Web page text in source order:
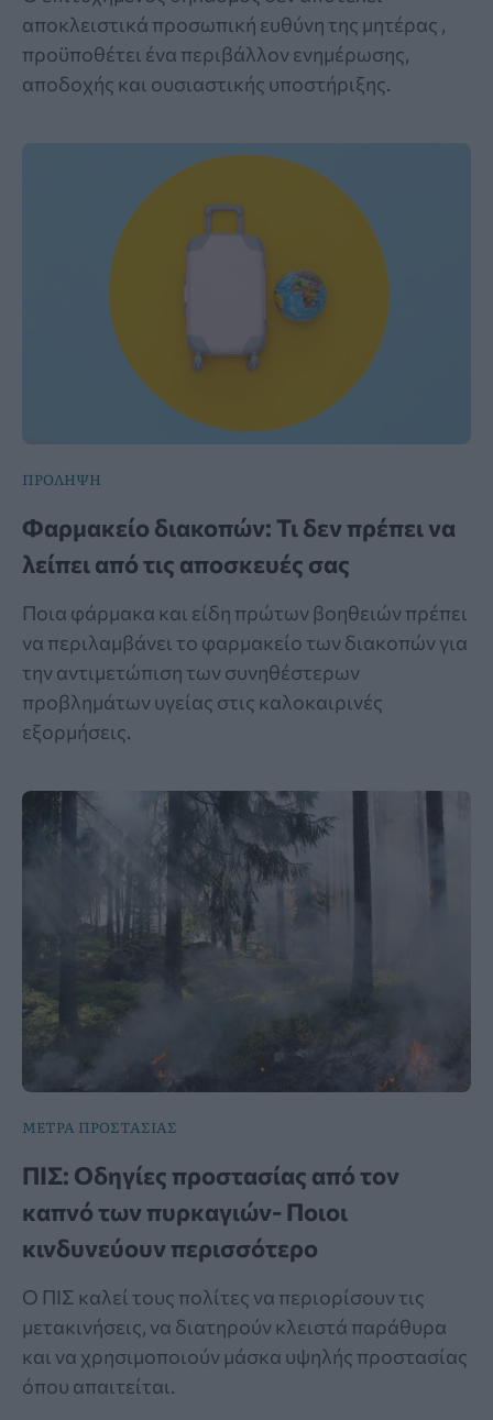
αποκλειστικά προσωπική ευθύνη της μητέρας ,
προϋποθέτει ένα περιβάλλον ενημέρωσης,
αποδοχής και ουσιαστικής υποστήριξης.
ΠΡΟΛΗΨΗ
Φαρμακείο διακοπών: Τι δεν πρέπει να
λείπει από τις αποσκευές σας
Ποια φάρμακα και είδη πρώτων βοηθειών πρέπει
να περιλαμβάνει το φαρμακείο των διακοπών για
την αντιμετώπιση των συνηθέστερων
προβλημάτων υγείας στις καλοκαιρινές
εξορμήσεις.
ΜΕΤΡΑ ΠΡΟΣΤΑΣΙΑΣ
ΠΙΣ: Οδηγίες προστασίας από τον
καπνό των πυρκαγιών- Ποιοι
κινδυνεύουν περισσότερο
Ο ΠΙΣ καλεί τους πολίτες να περιορίσουν τις
μετακινήσεις, να διατηρούν κλειστά παράθυρα
και να χρησιμοποιούν μάσκα υψηλής προστασίας
όπου απαιτείται.